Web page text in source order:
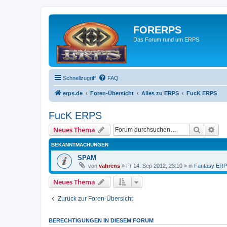
FORERPS
Das Forum rund um ERPS
Schnellzugriff FAQ
erps.de Foren-Übersicht Alles zu ERPS FucK ERPS
FucK ERPS
Neues Thema Suche
BEKANNTMACHUNGEN
SPAM
von vahrens » Fr 14. Sep 2012, 23:10 » in Fantasy
Neues Thema
Zurück zur Foren-Übersicht
BERECHTIGUNGEN IN DIESEM FORUM